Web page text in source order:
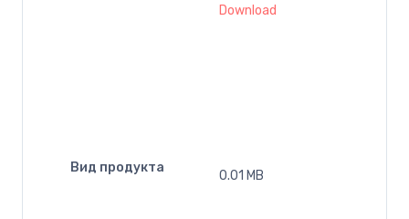
Вид продукта
Download
0.01 MB